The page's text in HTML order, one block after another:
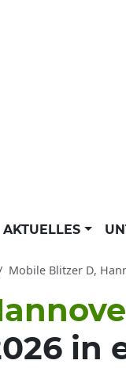
AKTUELLES
Mobile Blitzer D,
in